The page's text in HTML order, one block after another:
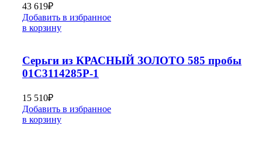
43 619₽
Добавить в избранное
в корзину
Серьги из КРАСНЫЙ ЗОЛОТО 585 пробы
01С3114285Р-1
15 510₽
Добавить в избранное
в корзину